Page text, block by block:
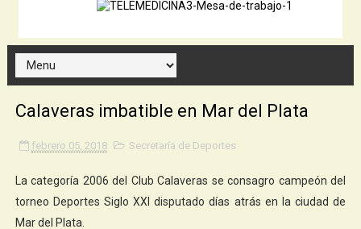
Calaveras imbatible en Mar del Plata
febrero 05, 2018 Secretaría de Deportes
La categoría 2006 del Club Calaveras se consagro campeón del
torneo Deportes Siglo XXI disputado días atrás en la ciudad de
Mar del Plata.